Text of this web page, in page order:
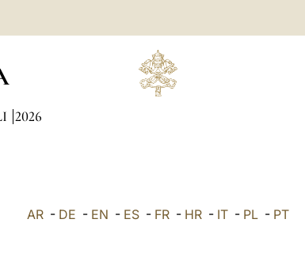
2026
AR- DE - EN - ES- FR- HR- IT- PL- PT